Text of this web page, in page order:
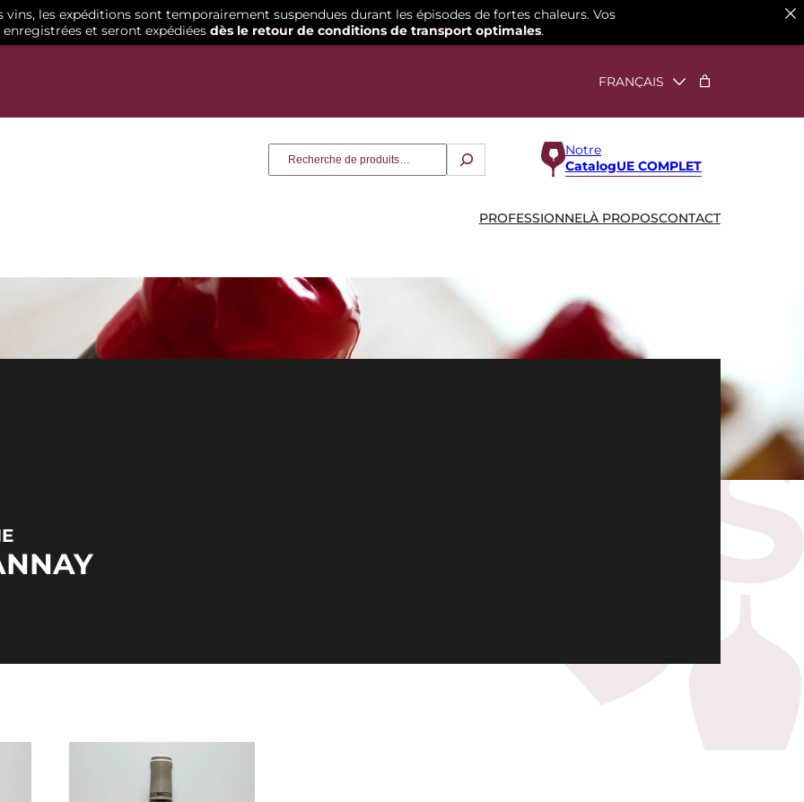
Notre
CatalogUE COMPLET
PROFESSIONNELÀ PROPOSCONTACT
les expéditions sont temporairement suspendues durant les épisodes de fortes chaleurs. Vos
et seront expédiées dès le retour de conditions de transport optimales.